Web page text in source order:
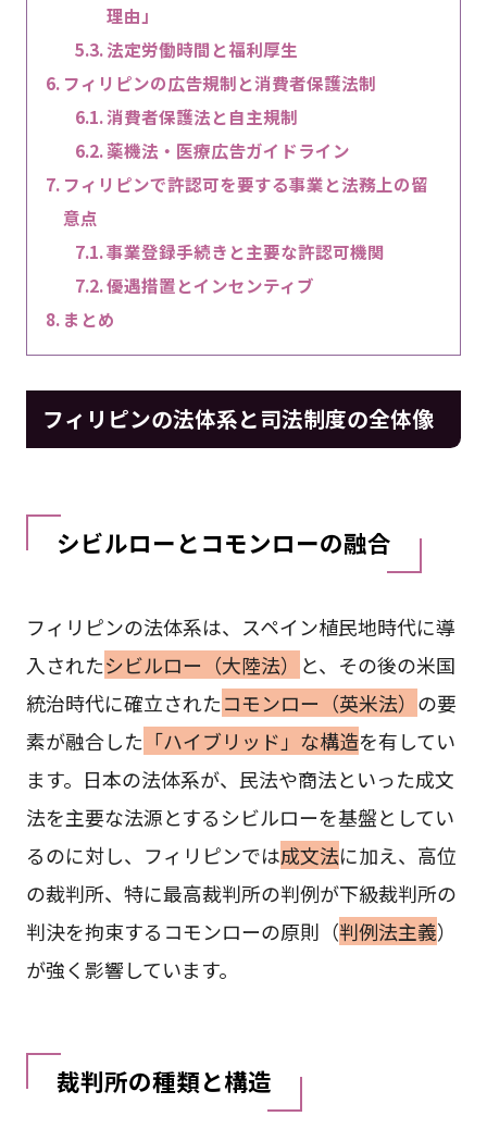
理由」
法定労働時間と福利厚生
フィリピンの広告規制と消費者保護法制
消費者保護法と自主規制
薬機法・医療広告ガイドライン
フィリピンで許認可を要する事業と法務上の留
意点
事業登録手続きと主要な許認可機関
優遇措置とインセンティブ
まとめ
フィリピンの法体系と司法制度の全体像
シビルローとコモンローの融合
フィリピンの法体系は、スペイン植民地時代に導
入されたシビルロー（大陸法） と、その後の米国
統治時代に確立されたコモンロー（英米法） の要
素が融合した 「ハイブリッド」な構造を有してい
ます。日本の法体系が、民法や商法といった成文
法を主要な法源とするシビルローを基盤としてい
るのに対し、フィリピンでは成文法に加え、高位
の裁判所、特に最高裁判所の判例が下級裁判所の
判決を拘束するコモンローの原則（判例法主義）
が強く影響しています。
裁判所の種類と構造